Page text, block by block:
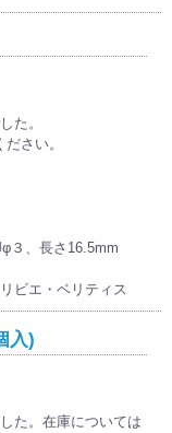
た。
さい。
３、長さ16.5mm
ビエ・ベリティス
入)
た。在庫については